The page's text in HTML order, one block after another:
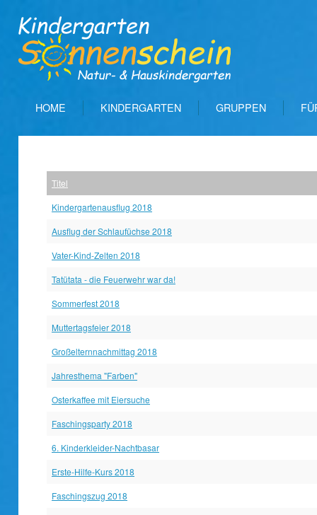
HOME KINDERGARTEN GRUPPEN
Titel
Kindergartenausflug 2018
Ausflug der Schlaufüchse 2018
Vater-Kind-Zelten 2018
Tatütata - die Feuerwehr war da!
Sommerfest 2018
Muttertagsfeier 2018
Großelternnachmittag 2018
Jahresthema "Farben"
Osterkaffee mit Eiersuche
Faschingsparty 2018
6. Kinderkleider-Nachtbasar
Erste-Hilfe-Kurs 2018
Faschingszug 2018